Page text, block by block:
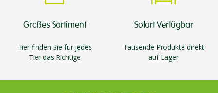
Großes Sortiment
Hier finden Sie für jedes
Tier das Richtige
Sofort Verfügbar
Tausende Produkte direkt
auf Lager